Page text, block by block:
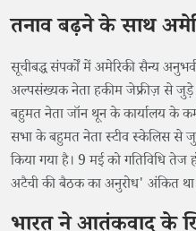
तनाव बढ़ने के साथ
सूचीबद्ध संपर्कों में अमेरिकी सैन्य
अल्पसंख्यक नेता हकीम जेफ्रीज़ से जुड़े
बहुमत नेता जॉन थून के कार्यालय के
सभा के बहुमत नेता स्टीव स्केलिस से
किया गया है। 9 मई को गतिविधि तेज
अटैची की बैठक का अनुरोध' अंकित